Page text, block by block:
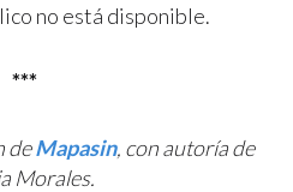
no está disponible.
***
deMapasin, con autoría de
Morales.